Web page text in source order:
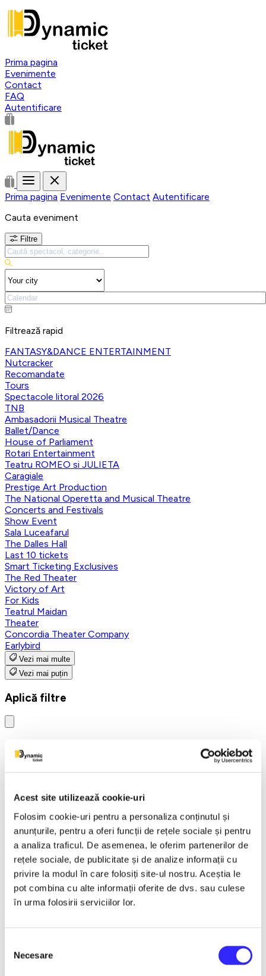
Acest site utilizează cookie-uri
Folosim cookie-uri pentru a personaliza conținutul și
anunțurile, pentru a oferi funcții de rețele sociale și pentru
a analiza traficul. De asemenea, le oferim partenerilor de
rețele sociale, de publicitate și de analize informații cu
privire la modul în care folosiți site-ul nostru. Aceștia le
pot combina cu alte informații oferite de dvs. sau culese
în urma folosirii serviciilor lor.
consimțământului
Necesare
Prima pagina
Evenimente
Contact
FAQ
Autentificare
Prima pagina Evenimente Contact Autentificare
Cauta eveniment
Filtre
Filtrează rapid
FANTASY&DANCE ENTERTAINMENT
Nutcracker
Recomandate
Tours
Spectacole litoral 2026
TNB
Ambasadorii Musical Theatre
Ballet/Dance
House of Parliament
Rotari Entertainment
Teatru ROMEO si JULIETA
Caragiale
Prestige Art Production
The National Operetta and Musical Theatre
Concerts and Festivals
Show Event
Sala Luceafarul
The Dalles Hall
Last 10 tickets
Smart Ticketing Exclusives
The Red Theater
Victory of Art
For Kids
Teatrul Maidan
Theater
Concordia Theater Company
Earlybird
Vezi mai multe
Vezi mai puțin
Aplică filtre
Nutcracker
Recomandate
Tours
Spectacole litoral 2026
TNB
Ambasadorii Musical Theatre
Ballet/Dance
House of Parliament
Rotari Entertainment
Teatru ROMEO si JULIETA
Caragiale
Show Event
Sala Luceafarul